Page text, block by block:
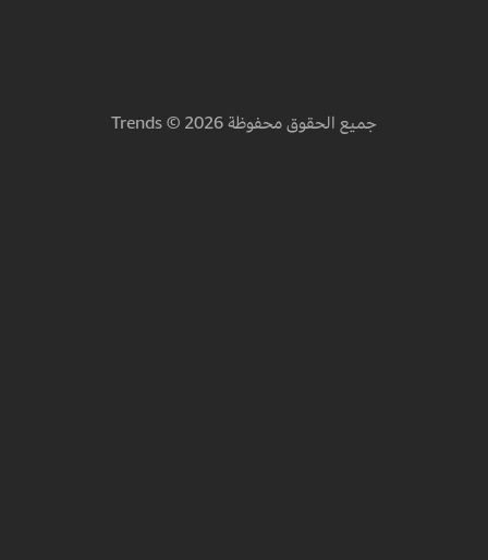
جميع الحقوق محفوظة 2026 © Trends